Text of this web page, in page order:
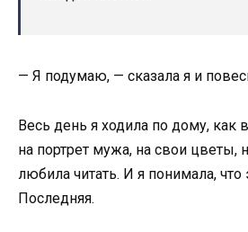
— Я подумаю, — сказала я и
Весь день я ходила по дому, как
на портрет мужа, на свои цветы,
любила читать. И я понимала, что
Последняя.